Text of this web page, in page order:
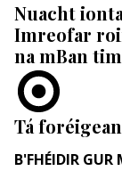
Nuacht
Imreofar
na mBan
Tá
B'FHÉIDIR GUR